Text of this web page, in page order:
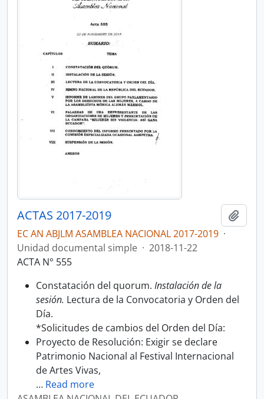
ACTAS 2017-2019
EC AN ABJLM ASAMBLEA NACIONAL 2017-2019 ·
Unidad documental simple · 2018-11-22
ACTA N° 555
Constatación del quorum. Instalación de la
sesión. Lectura de la Convocatoria y Orden del
Día.
*Solicitudes de cambios del Orden del Día:
Proyecto de Resolución: Exigir se declare
Patrimonio Nacional al Festival Internacional
de Artes Vivas,
… Read more